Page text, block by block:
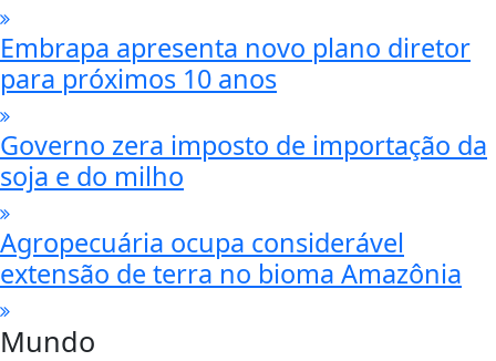
Embrapa apresenta novo plano diretor
para próximos 10 anos
Governo zera imposto de importação da
soja e do milho
Agropecuária ocupa considerável
extensão de terra no bioma Amazônia
Mundo